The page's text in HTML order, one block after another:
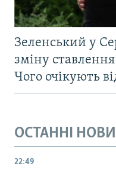
Зеленський у
зміну
Чого очікують
ОСТАННІ
22:49